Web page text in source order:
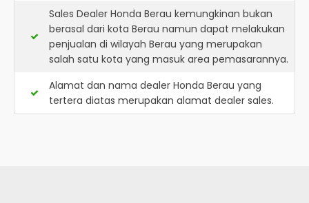
Sales Dealer Honda Berau kemungkinan bukan
berasal dari kota Berau namun dapat melakukan
penjualan di wilayah Berau yang merupakan
salah satu kota yang masuk area pemasarannya.
Alamat dan nama dealer Honda Berau yang
tertera diatas merupakan alamat dealer sales.